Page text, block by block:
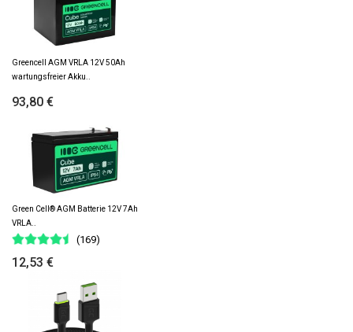
Greencell AGM VRLA 12V 50Ah
wartungsfreier Akku..
93,80 €
Green Cell® AGM Batterie 12V 7Ah
VRLA..
(169)
12,53 €